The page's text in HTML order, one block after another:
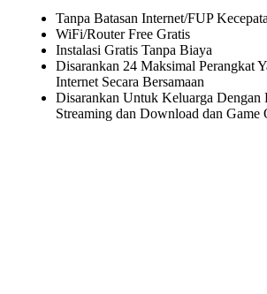
Tanpa Batasan Internet/FUP
WiFi/Router Free Gratis
Instalasi Gratis Tanpa Biaya
Disarankan 24 Maksimal Perangkat
Internet Secara Bersamaan
Disarankan Untuk Keluarga Dengan
Streaming dan Download dan Game